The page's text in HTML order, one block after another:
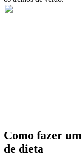
Como fazer
de dieta